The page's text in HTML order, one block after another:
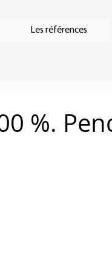
Les références
%.